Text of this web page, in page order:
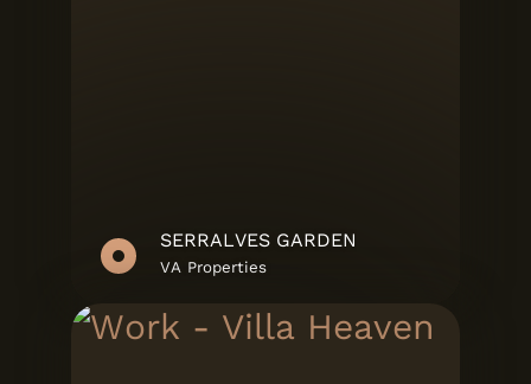
SERRALVES GARDEN
VA Properties